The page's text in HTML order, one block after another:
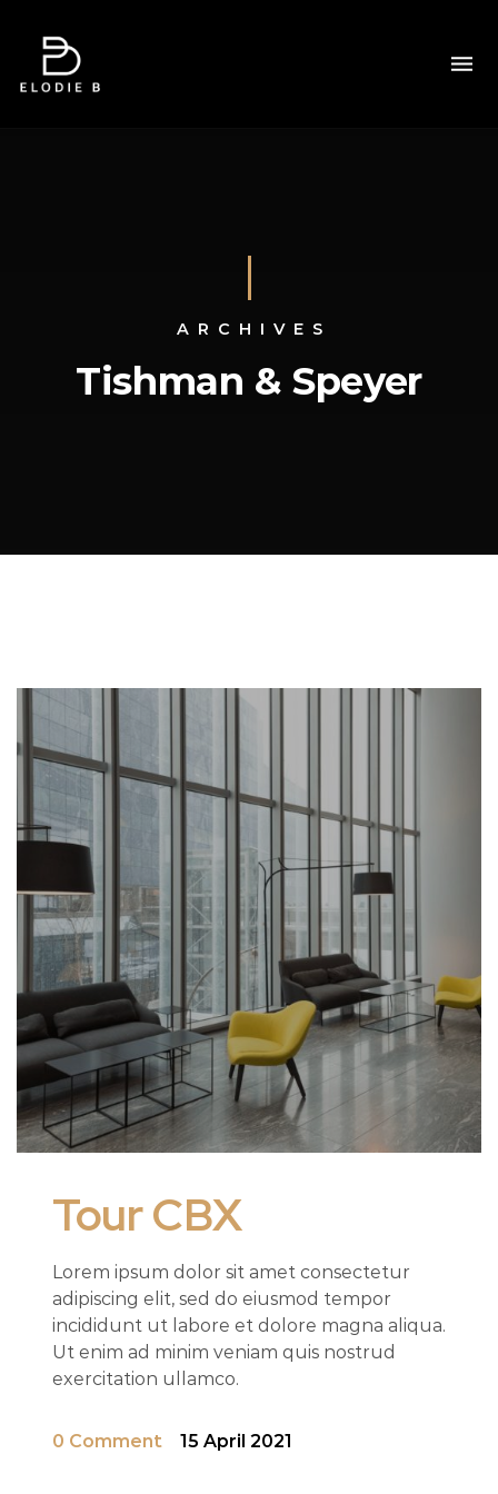
ARCHIVES
Tishman & Speyer
Tour CBX
Lorem ipsum dolor sit amet consectetur
adipiscing elit, sed do eiusmod tempor
incididunt ut labore et dolore magna aliqua.
Ut enim ad minim veniam quis nostrud
exercitation ullamco.
0 Comment 15 April 2021